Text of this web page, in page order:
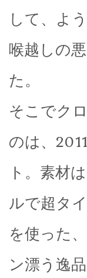
して、よ
喉越しの
た。
そこでク
のは、
ト。素材
ルで超タ
を使った
ン漂う逸